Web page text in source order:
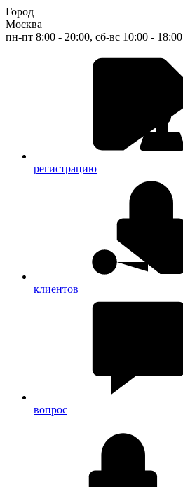
Город
Москва
пн-пт 8:00 - 20:00, сб-вс 10:00 - 18:00
регистрацию
клиентов
вопрос